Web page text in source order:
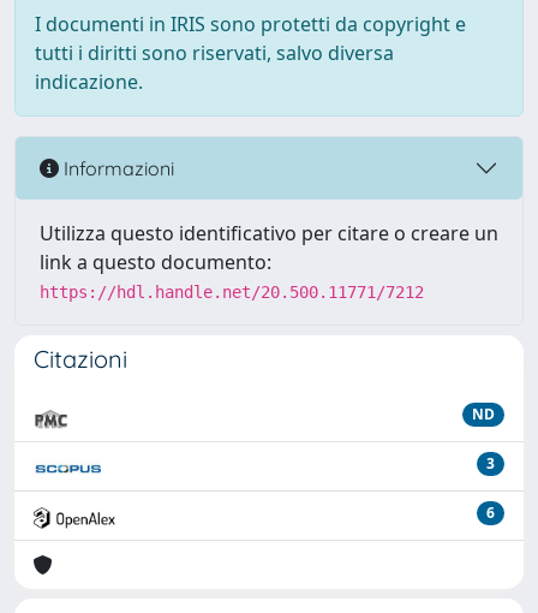
I documenti in IRIS sono protetti da copyright e
tutti i diritti sono riservati, salvo diversa
indicazione.
Informazioni
Utilizza questo identificativo per citare o creare un
link a questo documento:
https://hdl.handle.net/20.500.11771/7212
Citazioni
ND
3
6